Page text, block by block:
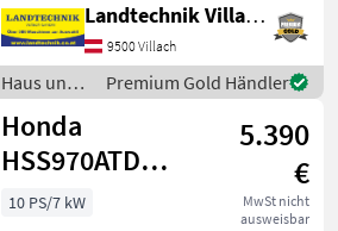
Räumbreite,
Raupenlaufwerk,
stufenloser Hydrostatischer
Antrieb, 52 t/h
Landtechnik Villach GmbH
9500 Villach
Haus und
Garten /
Honda
Premium Gold Händler
Honda
HSS970ATD
Neuwertig
5.390
€
MwSt nicht
ausweisbar
10 PS/7 kW